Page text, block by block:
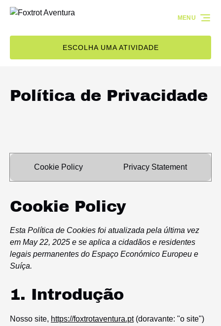
Passar para a navegação primária
Passar para o conteúdo
Passar para o rodapé
ESCOLHA UMA ATIVIDADE
MENU
Política de Privacidade
Cookie Policy Privacy Statement
Cookie Policy
Esta Política de Cookies foi atualizada pela última vez
em May 22, 2025 e se aplica a cidadãos e residentes
legais permanentes do Espaço Económico Europeu e
Suíça.
1. Introdução
Nosso site, https://foxtrotaventura.pt(doravante: "o site")